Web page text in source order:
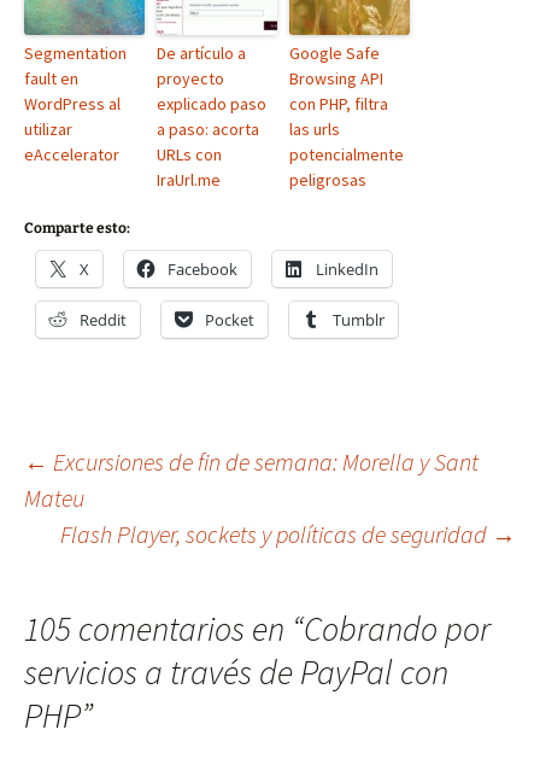
Segmentation
fault en
WordPress al
utilizar
eAccelerator
De artículo a
proyecto
explicado paso
a paso: acorta
URLs con
IraUrl.me
Google Safe
Browsing API
con PHP, filtra
las urls
potencialmente
peligrosas
Comparte esto:
X Facebook LinkedIn
Reddit Pocket Tumblr
Navegación
de
entradas
← Excursiones de fin de semana: Morella y Sant
Mateu
Flash Player, sockets y políticas de seguridad →
105 comentarios en “Cobrando por
servicios a través de PayPal con
PHP”